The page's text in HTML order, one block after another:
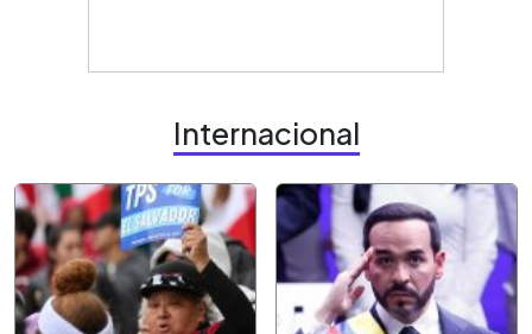
Internacional